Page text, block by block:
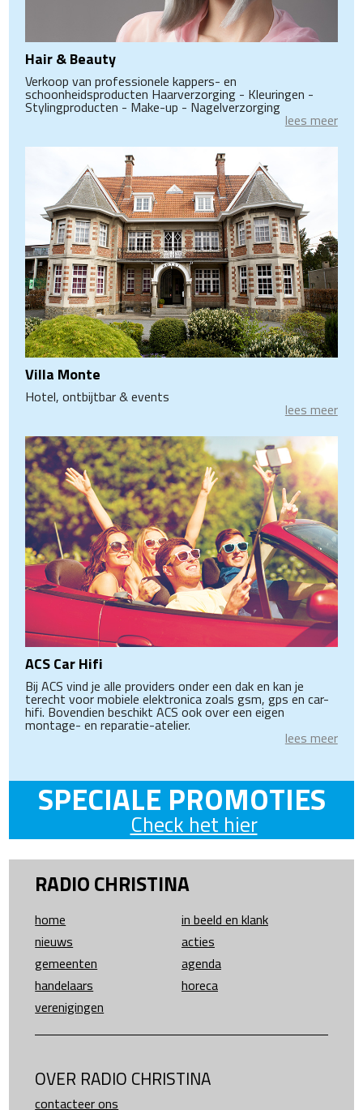
Hair & Beauty
Verkoop van professionele kappers- en
schoonheidsproducten Haarverzorging - Kleuringen -
Stylingproducten - Make-up - Nagelverzorging
lees meer
Villa Monte
Hotel, ontbijtbar & events
lees meer
ACS Car Hifi
Bij ACS vind je alle providers onder een dak en kan je
terecht voor mobiele elektronica zoals gsm, gps en car-
hifi. Bovendien beschikt ACS ook over een eigen
montage- en reparatie-atelier.
lees meer
SPECIALE PROMOTIES
Check het hier
RADIO CHRISTINA
home
in beeld en klank
nieuws
acties
gemeenten
agenda
handelaars
horeca
verenigingen
OVER RADIO CHRISTINA
contacteer ons